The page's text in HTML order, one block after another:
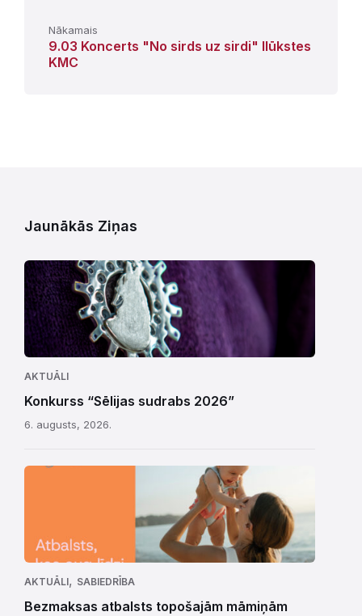
Nākamais
9.03 Koncerts "No sirds uz sirdi" Ilūkstes
KMC
Jaunākās Ziņas
AKTUĀLI
Konkurss “Sēlijas sudrabs 2026”
6. augusts, 2026.
AKTUĀLI, SABIEDRĪBA
Bezmaksas atbalsts topošajām māmiņām